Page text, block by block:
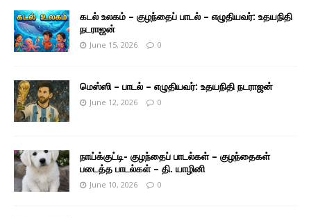
கடல் உலகம் – குழந்தைப் பாடல் – எழுதியவர்: உதயநிதி
நடராஜன்
June 15, 2026 0
மெஸ்ஸி – பாடல் – எழுதியவர்: உதயநிதி நடராஜன்
June 12, 2026 0
நாய்க்குட்டி- குழந்தைப் பாடல்கள் – குழந்தைகள்
படைத்த பாடல்கள் – தி. யாழினி
June 10, 2026 0